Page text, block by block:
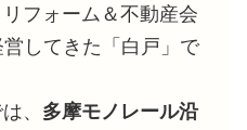
フォーム＆不動産会
してきた「白戸」で
、 多摩モノレール沿